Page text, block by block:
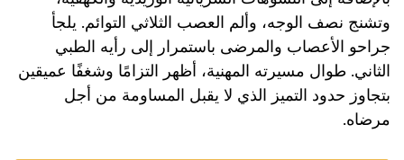
وتشنج نصف الوجه، وألم العصب الثلاثي التوائم. يلجأ
جراحو الأعصاب والمرضى باستمرار إلى رأيه الطبي
الثاني. طوال مسيرته المهنية، أظهر التزامًا وشغفًا عميقين
بتجاوز حدود التميز الذي لا يقبل المساومة من أجل
مرضاه.